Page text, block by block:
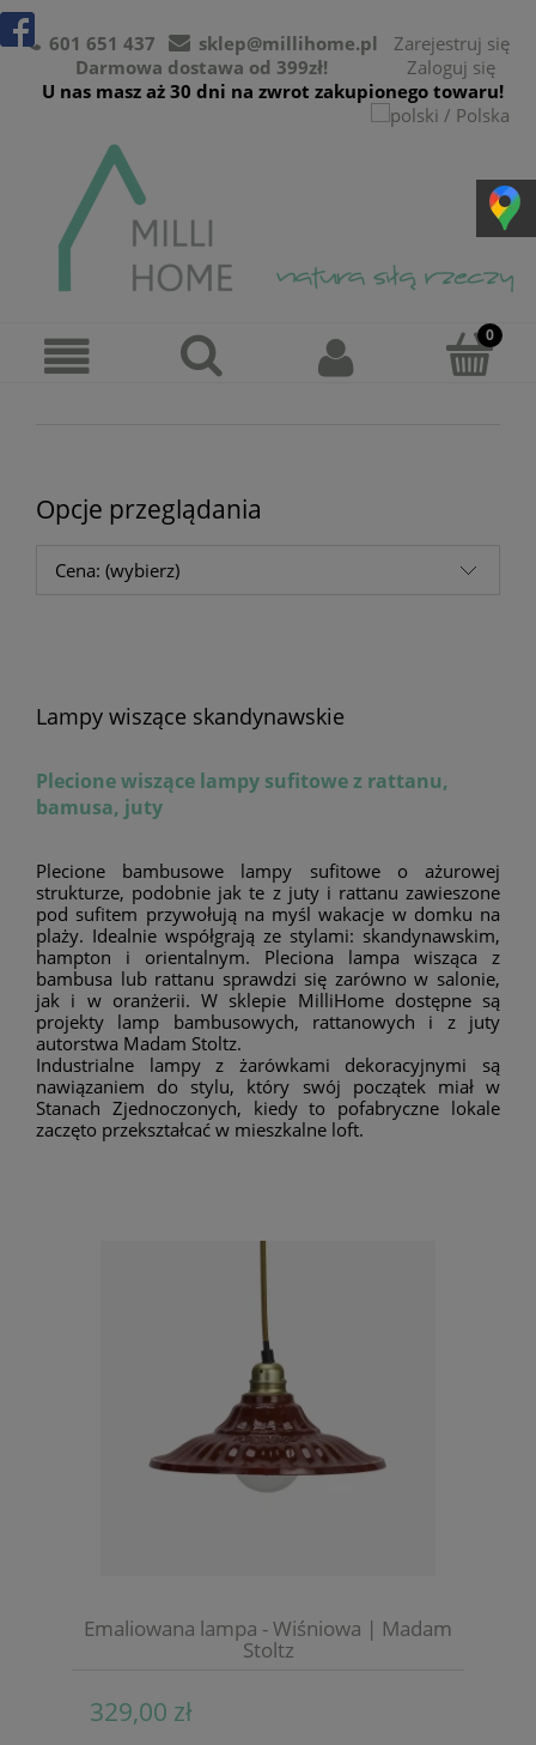
601 651 437
sklep@millihome.pl
Darmowa dostawa od 399zł!
U nas masz aż 30 dni na zwrot zakupionego towaru!
Zarejestruj się
Zaloguj się
Opcje przeglądania
Cena: (wybierz)
Lampy wiszące skandynawskie
Plecione wiszące lampy sufitowe z rattanu,
bamusa, juty
Plecione bambusowe lampy sufitowe o ażurowej
strukturze, podobnie jak te z juty i rattanu zawieszone
pod sufitem przywołują na myśl wakacje w domku na
plaży. Idealnie współgrają ze stylami: skandynawskim,
hampton i orientalnym. Pleciona lampa wisząca z
bambusa lub rattanu sprawdzi się zarówno w salonie,
jak i w oranżerii. W sklepie MilliHome dostępne są
projekty lamp bambusowych, rattanowych i z juty
autorstwa Madam Stoltz.
Industrialne lampy z żarówkami dekoracyjnymi są
nawiązaniem do stylu, który swój początek miał w
Stanach Zjednoczonych, kiedy to pofabryczne lokale
zaczęto przekształcać w mieszkalne loft.
Emaliowana lampa - Wiśniowa | Madam
Stoltz
329,00 zł